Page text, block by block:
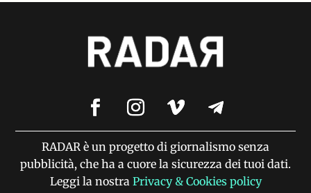
RADAR è un progetto di giornalismo senza
pubblicità, che ha a cuore la sicurezza dei tuoi dati.
Leggi la nostra Privacy & Cookies policy